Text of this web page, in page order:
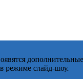
режиме слайд-шоу.